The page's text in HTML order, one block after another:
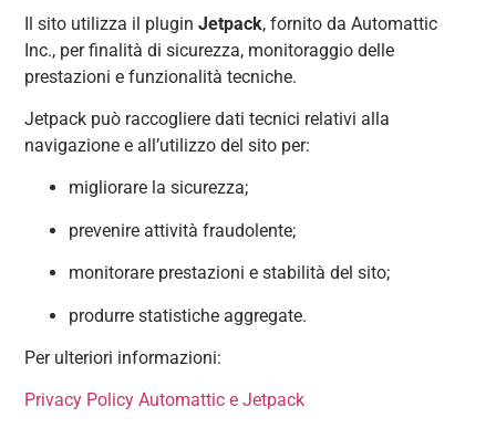
Il sito utilizza il pluginJetpack, fornito da Automattic
Inc., per finalità di sicurezza, monitoraggio delle
prestazioni e funzionalità tecniche.
Jetpack può raccogliere dati tecnici relativi alla
navigazione e all’utilizzo del sito per:
migliorare la sicurezza;
prevenire attività fraudolente;
monitorare prestazioni e stabilità del sito;
produrre statistiche aggregate.
Per ulteriori informazioni:
Privacy Policy Automattic e Jetpack